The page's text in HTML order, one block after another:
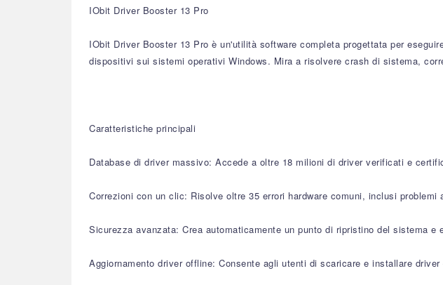
IObit Driver Booster 13 Pro
IObit Driver Booster 13 Pro è un'utilità software completa progettata per
dispositivi sui sistemi operativi Windows. Mira a risolvere crash di sistema,
Caratteristiche principali
Database di driver massivo: Accede a oltre 18 milioni di driver verificati e
Correzioni con un clic: Risolve oltre 35 errori hardware comuni, inclusi
Sicurezza avanzata: Crea automaticamente un punto di ripristino del sistema
Aggiornamento driver offline: Consente agli utenti di scaricare e installare